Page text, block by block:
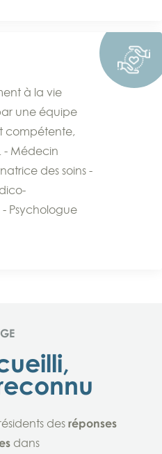
à la vie
une équipe
compétente,
- Médecin
des soins -
Psychologue
des réponses
dans